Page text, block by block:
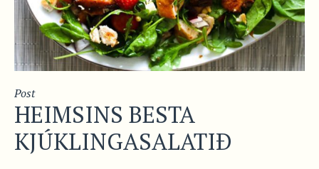
Post
HEIMSINS BESTA
KJÚKLINGASALATIÐ